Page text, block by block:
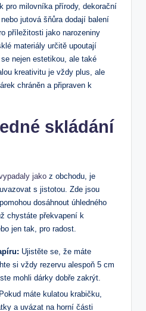
pro milovníka přírody, dekorační
jutová šňůra dodají balení
příležitosti jako narozeniny
materiály určitě upoutají
nejen estetikou, ale také
kreativitu je vždy plus, ale
chráněn a připraven k
skládání
jako z obchodu, je
s jistotou. Zde jsou
dosáhnout úhledného
chystáte překvapení k
jen tak, pro radost.
Ujistěte se, že máte
si vždy rezervu alespoň 5 cm
mohli dárky dobře zakrýt.
Pokud máte kulatou krabičku,
a uvázat na horní části